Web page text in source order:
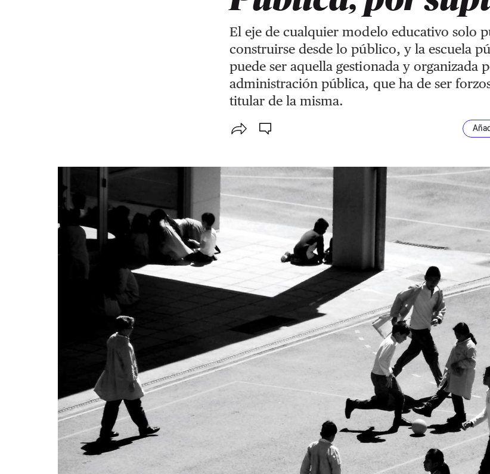
El eje de cualquier modelo educativo solo
construirse desde lo público, y la escuela
puede ser aquella gestionada y organizada
administración pública, que ha de ser
titular de la misma.